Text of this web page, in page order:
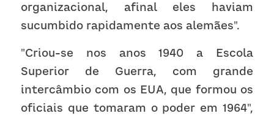
organizacional, afinal eles haviam
sucumbido rapidamente aos alemães".
"Criou-se nos anos 1940 a Escola
Superior de Guerra, com grande
intercâmbio com os EUA, que formou os
oficiais que tomaram o poder em 1964",